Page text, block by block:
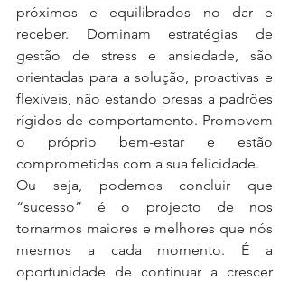
próximos e equilibrados no dar e
receber. Dominam estratégias de
gestão de stress e ansiedade, são
orientadas para a solução, proactivas e
flexíveis, não estando presas a padrões
rígidos de comportamento. Promovem
o próprio bem-estar e estão
comprometidas com a sua felicidade.
Ou seja, podemos concluir que
“sucesso” é o projecto de nos
tornarmos maiores e melhores que nós
mesmos a cada momento. É a
oportunidade de continuar a crescer